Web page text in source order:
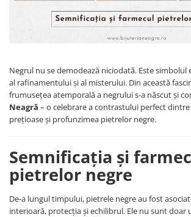
Coliere Transparente cu Cruce
Coliere Transparente cu Stea
Coliere Transparente cu Soare
Coliere Transparente cu Zodii
Coliere Transparente cu Perle
Coliere Transparente cu Initiale
Coliere Transparente cu Flori
Coliere Transparente cu Molecule
Coliere Transparente cu Pietre
Naturale
Coliere Transparente Diverse
LĂNȚIȘOARE ARGINT
Brățări din Argint cu pietre
semiprețioase
Brățări elastice cu pietre
semiprețioase
Negrul nu se demodează niciodată. Este simbolul
al rafinamentului și al misterului. Din această
frumusețea atemporală a negrului s-a născut și
Neagră – o celebrare a contrastului perfect
prețioase și profunzimea pietrelor negre.
Semnificația și
pietrelor negre
De-a lungul timpului, pietrele negre au fost
interioară, protecția și echilibrul. Ele nu sunt doar